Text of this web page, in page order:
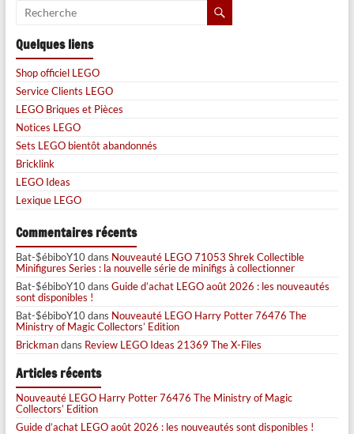
Quelques liens
Shop officiel LEGO
Service Clients LEGO
LEGO Briques et Pièces
Notices LEGO
Sets LEGO bientôt abandonnés
Bricklink
LEGO Ideas
Lexique LEGO
Commentaires récents
Bat-$ébiboY10dans Nouveauté LEGO 71053 Shrek Collectible
Minifigures Series : la nouvelle série de minifigs à collectionner
Bat-$ébiboY10dans Guide d’achat LEGO août 2026 : les nouveautés
sont disponibles !
Bat-$ébiboY10dans Nouveauté LEGO Harry Potter 76476 The
Ministry of Magic Collectors’ Edition
Brickmandans Review LEGO Ideas 21369 The X-Files
Articles récents
Nouveauté LEGO Harry Potter 76476 The Ministry of Magic
Collectors’ Edition
Guide d’achat LEGO août 2026 : les nouveautés sont disponibles !